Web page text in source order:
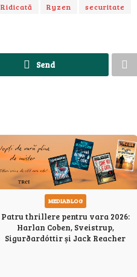
Ridicată Ryzen
securitate
Send
MEDIABLOG
Patru thrillere pentru vara 2026:
Harlan Coben, Sveistrup,
Sigurðardóttir și Jack Reacher